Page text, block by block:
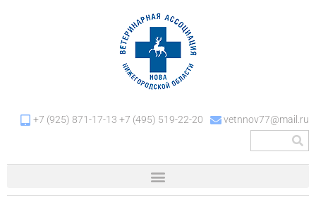
+7 (925) 871-17-13 +7 (495) 519-22-20 vetnnov77@mail.ru